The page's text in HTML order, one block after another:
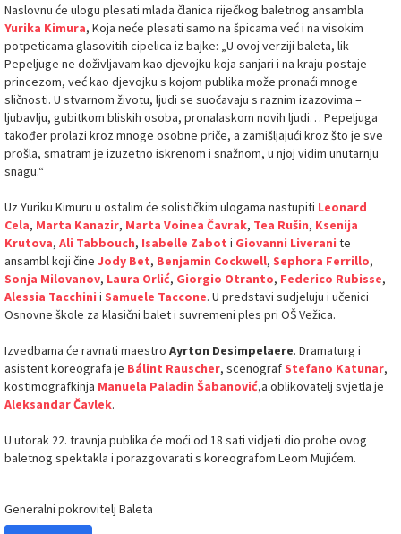
Naslovnu će ulogu plesati mlada članica riječkog baletnog ansambla
Yurika Kimura, Koja neće plesati samo na špicama već i na visokim
potpeticama glasovitih cipelica iz bajke: „U ovoj verziji baleta, lik
Pepeljuge ne doživljavam kao djevojku koja sanjari i na kraju postaje
princezom, već kao djevojku s kojom publika može pronaći mnoge
sličnosti. U stvarnom životu, ljudi se suočavaju s raznim izazovima –
ljubavlju, gubitkom bliskih osoba, pronalaskom novih ljudi… Pepeljuga
također prolazi kroz mnoge osobne priče, a zamišljajući kroz što je sve
prošla, smatram je izuzetno iskrenom i snažnom, u njoj vidim unutarnju
snagu.“
Uz Yuriku Kimuru u ostalim će solističkim ulogama nastupiti Leonard
Cela, Marta Kanazir, Marta Voinea Čavrak, Tea Rušin, Ksenija
Krutova, Ali Tabbouch, Isabelle Zabot i Giovanni Liverani te
ansambl koji čine Jody Bet, Benjamin Cockwell, Sephora Ferrillo,
Sonja Milovanov, Laura Orlić, Giorgio Otranto, Federico Rubisse,
Alessia Tacchini i Samuele Taccone. U predstavi sudjeluju i učenici
Osnovne škole za klasični balet i suvremeni ples pri OŠ Vežica.
Izvedbama će ravnati maestro Ayrton Desimpelaere. Dramaturg i
asistent koreografa je Bálint Rauscher, scenografStefano Katunar,
kostimografkinja Manuela Paladin Šabanović,a oblikovatelj svjetla je
Aleksandar Čavlek.
U utorak 22. travnja publika će moći od 18 sati vidjeti dio probe ovog
baletnog spektakla i porazgovarati s koreografom Leom Mujićem.
Generalni pokrovitelj Baleta